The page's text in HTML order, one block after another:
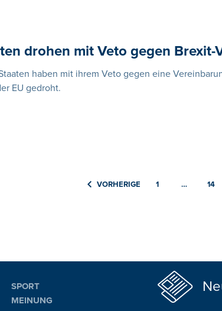
drohen mit Veto gegen Brexit-
haben mit ihrem Veto gegen eine
EU gedroht.
VORHERIGE 1 … 14
SPORT
MEINUNG